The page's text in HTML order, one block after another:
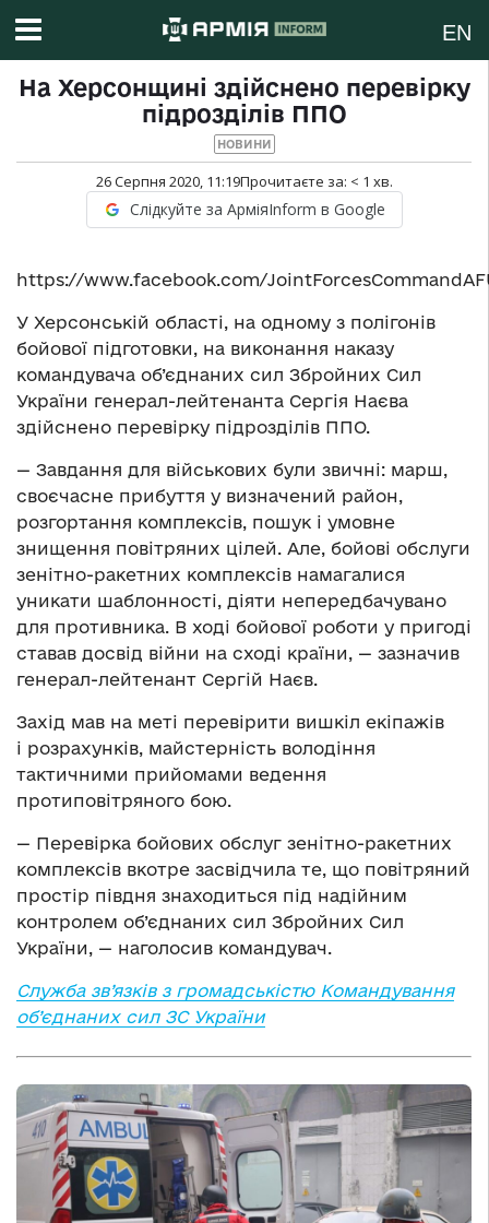
EN
На Херсонщині здійснено перевірку
підрозділів ППО
НОВИНИ
26 Серпня 2020, 11:19Прочитаєте за: < 1 хв.
Слідкуйте за АрміяInform в Google
https://www.facebook.com/
У Херсонській області, на одному з полігонів
бойової підготовки, на виконання наказу
командувача об’єднаних сил Збройних Сил
України генерал-лейтенанта Сергія Наєва
здійснено перевірку підрозділів ППО.
— Завдання для військових були звичні: марш,
своєчасне прибуття у визначений район,
розгортання комплексів, пошук і умовне
знищення повітряних цілей. Але, бойові обслуги
зенітно-ракетних комплексів намагалися
уникати шаблонності, діяти непередбачувано
для противника. В ході бойової роботи у пригоді
ставав досвід війни на сході країни, — зазначив
генерал-лейтенант Сергій Наєв.
Захід мав на меті перевірити вишкіл екіпажів
і розрахунків, майстерність володіння
тактичними прийомами ведення
протиповітряного бою.
— Перевірка бойових обслуг зенітно-ракетних
комплексів вкотре засвідчила те, що повітряний
простір півдня знаходиться під надійним
контролем об’єднаних сил Збройних Сил
України, — наголосив командувач.
Служба зв’язків з громадськістю Командування
об’єднаних сил ЗС України